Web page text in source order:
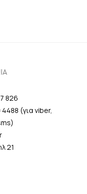
826
(για viber,
21